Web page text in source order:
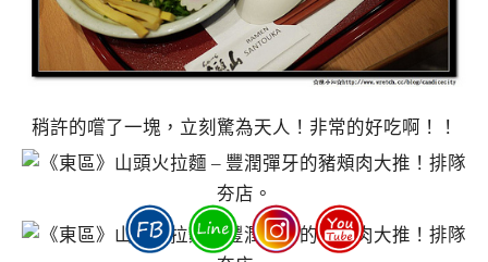
稍許的嚐了一塊，立刻驚為天人！非常的好吃啊！！